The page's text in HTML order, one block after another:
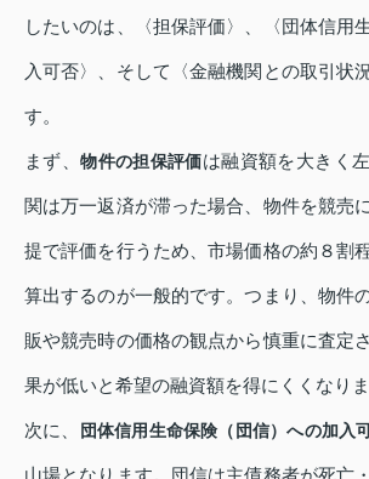
したいのは、〈担保評価〉、〈団体信用
入可否〉、そして〈金融機関との取引状
す。
まず、物件の担保評価は融資額を大きく
関は万一返済が滞った場合、物件を競売
提で評価を行うため、市場価格の約８割
算出するのが一般的です。つまり、物件
販や競売時の価格の観点から慎重に査定
果が低いと希望の融資額を得にくくなりま
次に、 団体信用生命保険（団信）への加入
山場となります。団信は主債務者が死亡